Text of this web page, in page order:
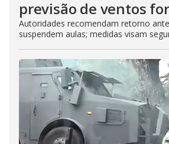
previsão de ventos
Autoridades recomendam retorno
suspendem aulas; medidas visam